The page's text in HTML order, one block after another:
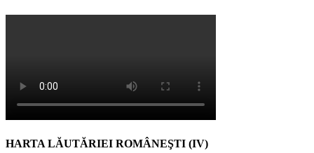
HARTA LĂUTĂRIEI ROMÂNEŞTI (IV)